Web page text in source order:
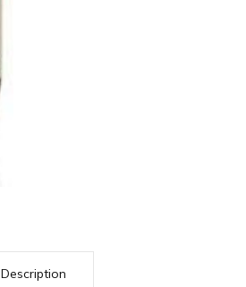
Description